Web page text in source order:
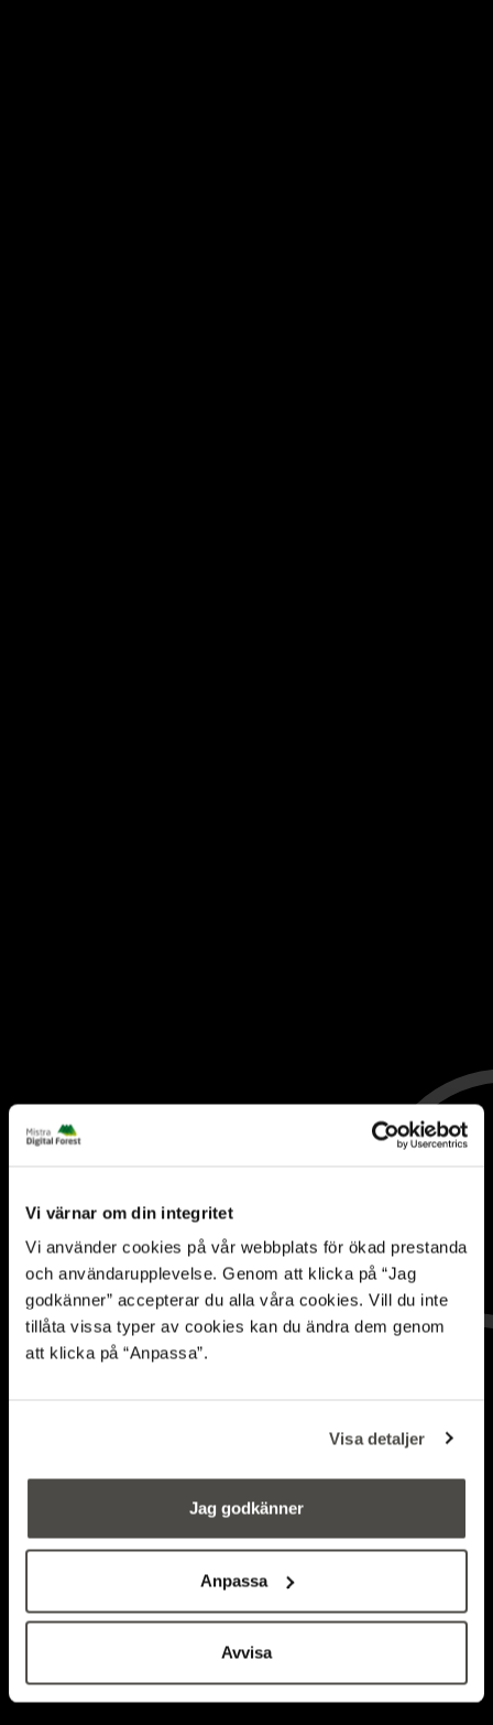
Vi värnar om din integritet
Vi använder cookies på vår webbplats för ökad prestanda
och användarupplevelse. Genom att klicka på “Jag
godkänner” accepterar du alla våra cookies. Vill du inte
tillåta vissa typer av cookies kan du ändra dem genom
att klicka på “Anpassa”.
Visa detaljer
Jag godkänner
Anpassa
Avvisa
New study identifies
factors that influence
the pace of
digitalisation